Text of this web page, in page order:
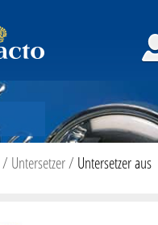
/ Untersetzer/ Untersetzer aus